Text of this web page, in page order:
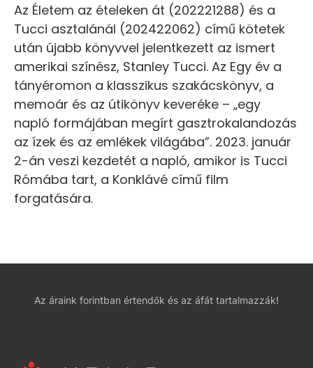
Az Életem az ételeken át (202221288) és a
Tucci asztalánál (202422062) című kötetek
után újabb könyvvel jelentkezett az ismert
amerikai színész, Stanley Tucci. Az Egy év a
tányéromon a klasszikus szakácskönyv, a
memoár és az útikönyv keveréke – „egy
napló formájában megírt gasztrokalandozás
az ízek és az emlékek világába”. 2023. január
2-án veszi kezdetét a napló, amikor is Tucci
Rómába tart, a Konklávé című film
forgatására.
Az áraink forintban értendők és az áfát tartalmazzák!